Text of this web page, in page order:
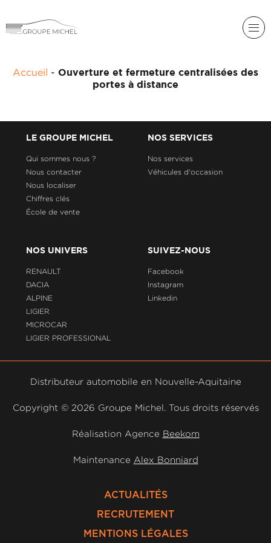
DACIA
LIGIER
PROFESSIONAL
MICHEL
HISTORIQUE
DU
MICHEL
Accueil - Ouverture et fermeture centralisées des
portes à distance
LE GROUPE MICHEL
Qui sommes nous ?
Nous contacter
Nous localiser
Chiffres clés
École de vente
NOS SERVICES
Nos services
Véhicules d'occasion
NOS UNIVERS
RENAULT
DACIA
ALPINE
LIGIER
MICROCAR
LIGIER PROFESSIONAL
SUIVEZ-NOUS
Facebook
Instagram
Linkedin
Distributeur automobile en Nouvelle-Aquitaine
Copyright © 2026 Groupe Michel. Tous droits réservés
Réalisation Agence Beekom
Maintenance Alex Bonniard
ACTUALITÉS
RECRUTEMENT
MENTIONS LÉGALES